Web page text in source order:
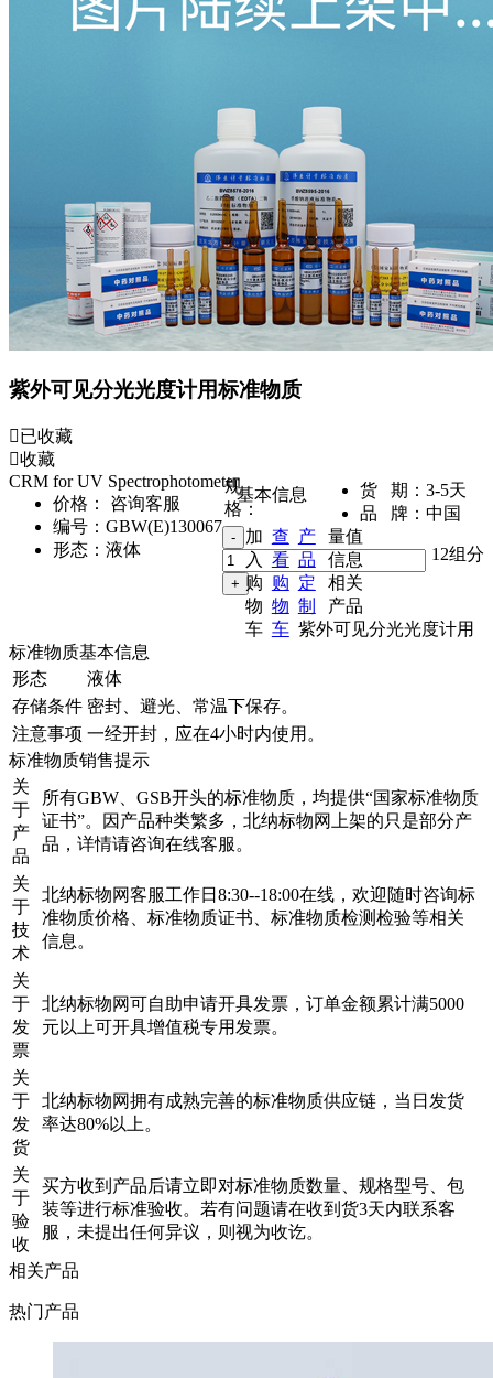
紫外可见分光光度计用标准物质
已收藏
收藏
CRM for UV Spectrophotometer
价格：
咨询客服
编号： GBW(E)130067
形态： 液体
货 期： 3-5天
品 牌： 中国
规
格：
, 12组分
加
入
购
物
车
查
看
购
物
车
产
品
定
制
基本信息
量值
信息
相关
产品
紫外可见分光光度计用
标准物质基本信息
形态
液体
存储条件 密封、避光、常温下保存。
注意事项 一经开封，应在4小时内使用。
标准物质销售提示
关
于
产
品
所有GBW、GSB开头的标准物质，均提供“国家标准物质
证书”。因产品种类繁多，北纳标物网上架的只是部分产
品，详情请咨询在线客服。
关
于
技
术
北纳标物网客服工作日8:30--18:00在线，欢迎随时咨询标
准物质价格、标准物质证书、标准物质检测检验等相关
信息。
关
于
发
票
北纳标物网可自助申请开具发票，订单金额累计满5000
元以上可开具增值税专用发票。
关
于
发
货
北纳标物网拥有成熟完善的标准物质供应链，当日发货
率达80%以上。
关
于
验
收
买方收到产品后请立即对标准物质数量、规格型号、包
装等进行标准验收。若有问题请在收到货3天内联系客
服，未提出任何异议，则视为收讫。
相关产品
热门产品